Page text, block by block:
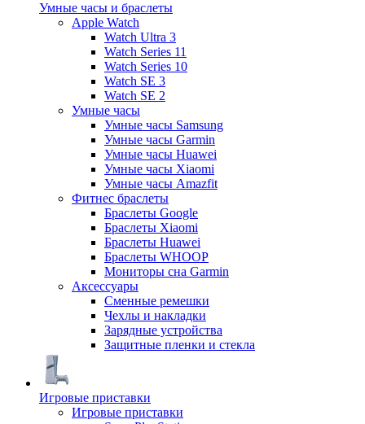
Умные часы и браслеты
Apple Watch
Watch Ultra 3
Watch Series 11
Watch Series 10
Watch SE 3
Watch SE 2
Умные часы
Умные часы Samsung
Умные часы Garmin
Умные часы Huawei
Умные часы Xiaomi
Умные часы Amazfit
Фитнес браслеты
Браслеты Google
Браслеты Xiaomi
Браслеты Huawei
Браслеты WHOOP
Мониторы сна Garmin
Аксессуары
Сменные ремешки
Чехлы и накладки
Зарядные устройства
Защитные пленки и стекла
Игровые приставки
Игровые приставки